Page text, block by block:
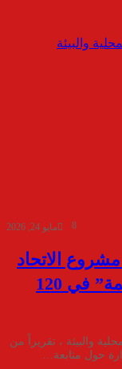
مايو 24, 2026 8
الاتحاد
الأوروبي من أجل “حياة كريمة” في 120
والبيئة ، تقريراً من
حول متابعة…